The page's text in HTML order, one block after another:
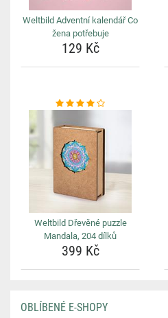
Weltbild Adventní kalendář Co
žena potřebuje
129 Kč
Weltbild Dřevěné puzzle
Mandala, 204 dílků
399 Kč
OBLÍBENÉ E-SHOPY